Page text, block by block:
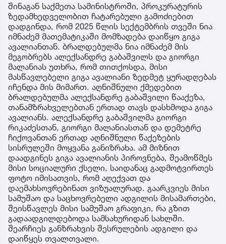
შინაგან საქმეთა სამინისტროში, პროკურატურის
ზედამხედველობით ჩატარებული გამოძიებით
დადგინდა, რომ 2025 წლის სექტემბრის თვეში ნია
იმნაძემ მათემატიკაში მომზადება დაიწყო გიგა
ავალიანთან. ბრალდებულმა ნია იმნაძემ მის
მეგობრებს ალექსანდრე გაბაშვილს და გიორგი
მალანიას უთხრა, რომ თითქოსდა, მისი
მასწავლებელი გიგა ავალიანი ზედმეტ ყურადღებას
იჩენდა მის მიმართ. აღნიშნული ქმედებით
ბრალდებულმა ალექსანდრე გაბაშვილი წააქეზა,
თანამზრახველებთან ერთად თავს დასხმოდა გიგა
ავალიანს. ალექსანდრე გაბაშვილმა გიორგი
რიკაძესთან, გიორგი მალანიასთან და დემეტრე
ჩიქოვანთან ერთად აღნიშნული წაქეზების
სისრულეში მოყვანა განიზრახა. ამ მიზნით
დაადგინეს გიგა ავალიანის პიროვნება, შეამოწმეს
მისი სოციალური ქსელი, საიდანაც გადმოტვირთეს
ფოტო იმისათვის, რომ აღექვათ და
დაემახსოვრებინათ ვიზუალურად. გაარკვიეს მისი
სამუშაო და საცხოვრებელი ადგილის მისამართები,
შეისწავლეს მისი სამუშაო გრაფიკი, რა გზით
გადაადგილდებოდა სამსახურიდან სახლში.
შეარჩიეს განზრახვის შესრულების ადგილი და
დაიწყეს თვალთვალი.